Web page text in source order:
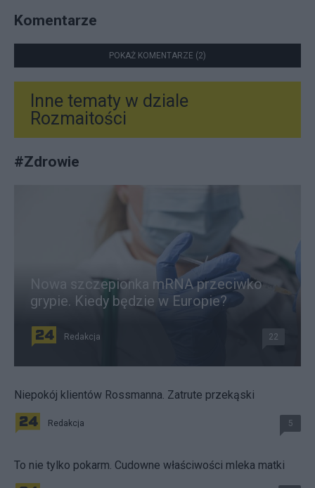
Komentarze
POKAŻ KOMENTARZE (2)
Inne tematy w dziale
Rozmaitości
#Zdrowie
Nowa szczepionka mRNA przeciwko
grypie. Kiedy będzie w Europie?
Redakcja 22
Niepokój klientów Rossmanna. Zatrute przekąski
Redakcja 5
To nie tylko pokarm. Cudowne właściwości mleka matki